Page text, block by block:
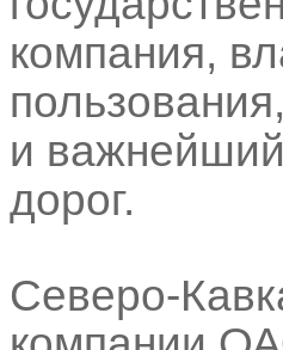
компания,
и
дорог.
Северо-